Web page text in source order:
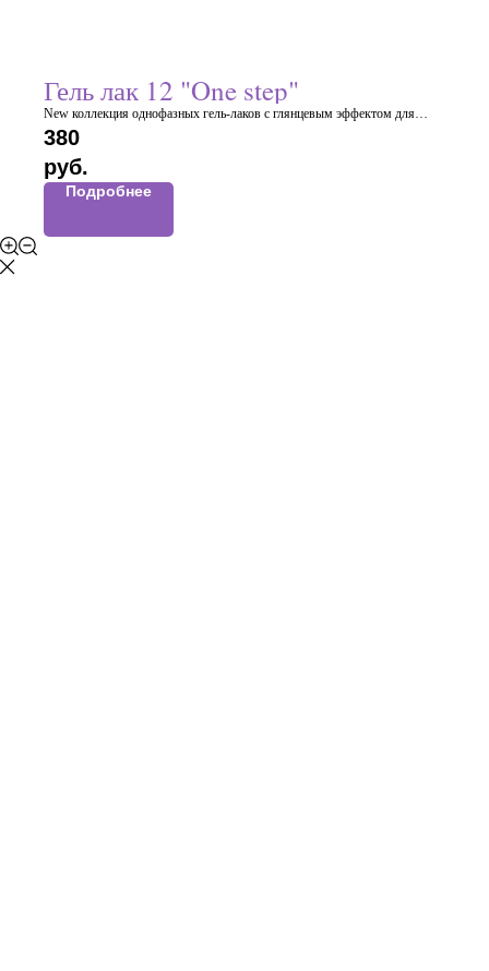
Гель лак 12 "One step"
New коллекция однофазных гель-лаков с глянцевым эффектом для
маникюра и педикюра.
получаете при минимальной толщине покрытия, идеальный блик
Отличная глянцевость покрытия без дополнительных финишных топов
380
руб.
Подробнее